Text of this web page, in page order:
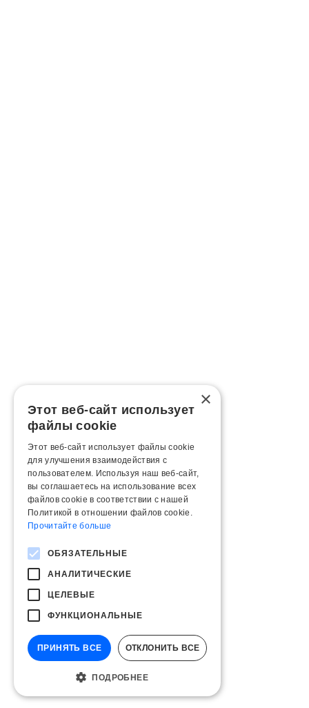
×
Этот веб-сайт использует
файлы cookie
Этот веб-сайт использует файлы cookie
для улучшения взаимодействия с
пользователем. Используя наш веб-сайт,
вы соглашаетесь на использование всех
файлов cookie в соответствии с нашей
Политикой в ​​отношении файлов cookie.
Прочитайте больше
ОБЯЗАТЕЛЬНЫЕ
АНАЛИТИЧЕСКИЕ
ЦЕЛЕВЫЕ
ФУНКЦИОНАЛЬНЫЕ
ПРИНЯТЬ ВСЕ ОТКЛОНИТЬ ВСЕ
ПОДРОБНЕЕ